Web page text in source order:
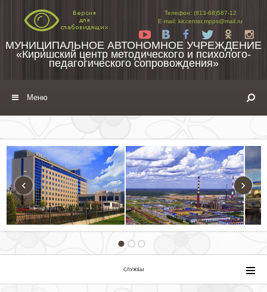
Телефон: (813-68)587-12
E-mail: kir.center.mpps@mail.ru
Yt
Tw
МУНИЦИПАЛЬНОЕ АВТОНОМНОЕ УЧРЕЖДЕНИЕ
«Киришский центр методического и психолого-
педагогического сопровождения»
Меню
‹ ›
СЛУЖБЫ